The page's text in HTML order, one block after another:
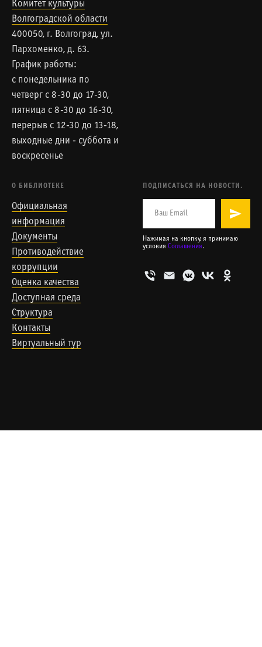
Комитет культуры
Волгоградской области
400050, г. Волгоград, ул.
Пархоменко, д. 63.
График работы:
с понедельника по
четверг с 8-30 до 17-30,
пятница с 8-30 до 16-30,
перерыв с 12-30 до 13-18,
выходные дни - суббота и
воскресенье
О БИБЛИОТЕКЕ
Официальная
информация
Документы
Противодействие
коррупции
Оценка качества
Доступная среда
Структура
Контакты
Виртуальный тур
ПОДПИСАТЬСЯ НА НОВОСТИ.
Нажимая на кнопку, я принимаю
условия Соглашения.